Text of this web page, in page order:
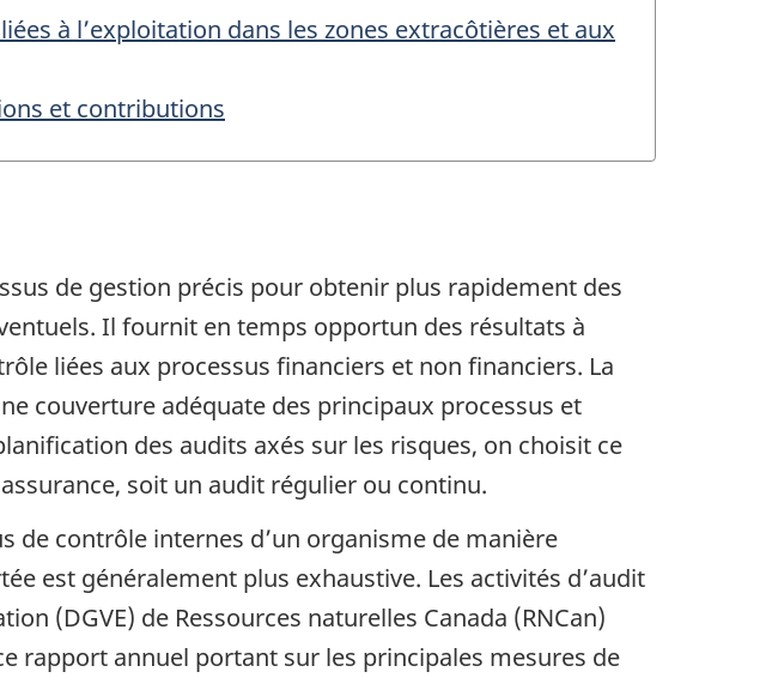
à l’exploitation dans les zones extracôtières et aux
et contributions
de gestion précis pour obtenir plus rapidement des
Il fournit en temps opportun des résultats à
liées aux processus financiers et non financiers. La
couverture adéquate des principaux processus et
des audits axés sur les risques, on choisit ce
soit un audit régulier ou continu.
de contrôle internes d’un organisme de manière
est généralement plus exhaustive. Les activités d’audit
(DGVE) de Ressources naturelles Canada (RNCan)
rapport annuel portant sur les principales mesures de